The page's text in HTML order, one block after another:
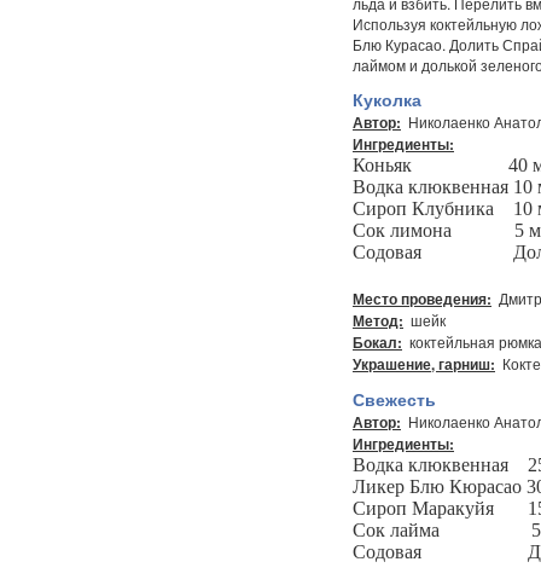
Используя коктейльную
Блю Курасао. Долить
лаймом и долькой
Куколка
Автор: Николаенко
Ингредиенты:
Коньяк 40
Водка клюквенная 10
Сироп Клубника 10
Сок лимона 5
Содовая
Место проведения:
Метод: шейк
Бокал: коктейльная рюмка
Украшение, гарниш:
Свежесть
Автор: Николаенко
Ингредиенты:
Водка клюквенная
Ликер Блю Кюрасао
Сироп Маракуйя
Сок лайма
Содовая